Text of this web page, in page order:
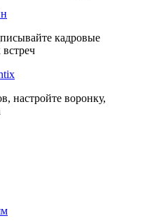
кадровые
настройте воронку,